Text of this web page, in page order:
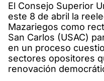
El Consejo Superior
este 8 de abril la
Mazariegos como
San Carlos (USAC)
en un proceso
sectores opositores
renovación